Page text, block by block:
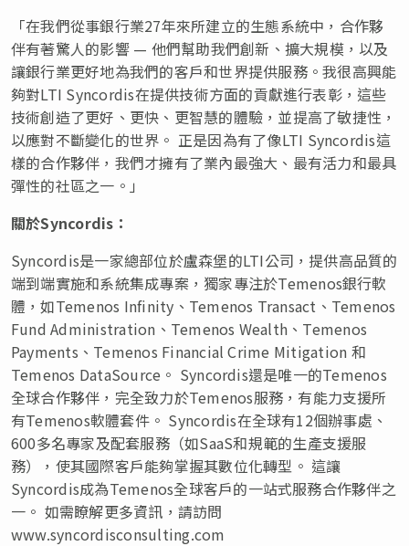
「在我們從事銀行業27年來所建立的生態系統中，合作夥
伴有著驚人的影響 — 他們幫助我們創新、擴大規模，以及
讓銀行業更好地為我們的客戶和世界提供服務。我很高興能
夠對LTI Syncordis在提供技術方面的貢獻進行表彰，這些
技術創造了更好、更快、更智慧的體驗，並提高了敏捷性，
以應對不斷變化的世界。 正是因為有了像LTI Syncordis這
樣的合作夥伴，我們才擁有了業內最強大、最有活力和最具
彈性的社區之一。」
關於Syncordis ：
Syncordis是一家總部位於盧森堡的LTI公司，提供高品質的
端到端實施和系統集成專案，獨家專注於Temenos銀行軟
體，如Temenos Infinity、Temenos Transact、Temenos
Fund Administration、Temenos Wealth、Temenos
Payments、Temenos Financial Crime Mitigation 和
Temenos DataSource。 Syncordis還是唯一的Temenos
全球合作夥伴，完全致力於Temenos服務，有能力支援所
有Temenos軟體套件。 Syncordis在全球有12個辦事處、
600多名專家及配套服務（如SaaS和規範的生產支援服
務），使其國際客戶能夠掌握其數位化轉型。 這讓
Syncordis成為Temenos全球客戶的一站式服務合作夥伴之
一。 如需瞭解更多資訊，請訪問
www.syncordisconsulting.com